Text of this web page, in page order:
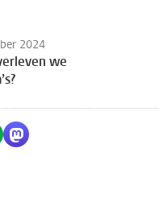
2024
we
op LinkedIn
via WhatsApp
Delen via Mastodon